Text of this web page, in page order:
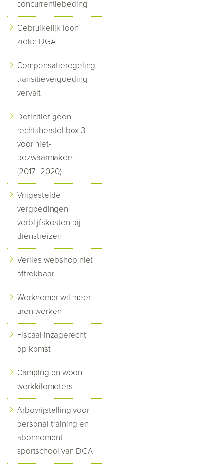
concurrentiebeding
Gebruikelijk loon
zieke DGA
Compensatieregeling
transitievergoeding
vervalt
Definitief geen
rechtsherstel box 3
voor niet-
bezwaarmakers
(2017–2020)
Vrijgestelde
vergoedingen
verblijfskosten bij
dienstreizen
Verlies webshop niet
aftrekbaar
Werknemer wil meer
uren werken
Fiscaal inzagerecht
op komst
Camping en woon-
werkkilometers
Arbovrijstelling voor
personal training en
abonnement
sportschool van DGA